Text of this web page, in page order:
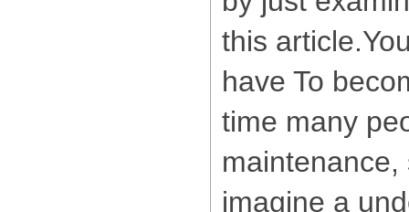
this
have To
time many
imagine a